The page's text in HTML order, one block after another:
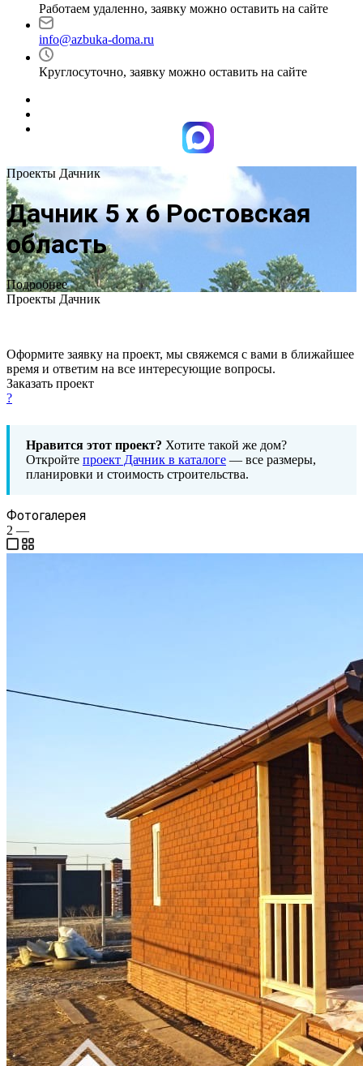
Работаем удаленно, заявку можно оставить на сайте
info@azbuka-doma.ru
Круглосуточно, заявку можно оставить на сайте
Проекты Дачник
Дачник 5 х 6 Ростовская
область
Подробнее
Проекты Дачник
Оформите заявку на проект, мы свяжемся с вами в ближайшее
время и ответим на все интересующие вопросы.
Заказать проект
?
Нравится этот проект? Хотите такой же дом?
Откройте проект Дачник в каталоге — все размеры,
планировки и стоимость строительства.
Фотогалерея
2 —